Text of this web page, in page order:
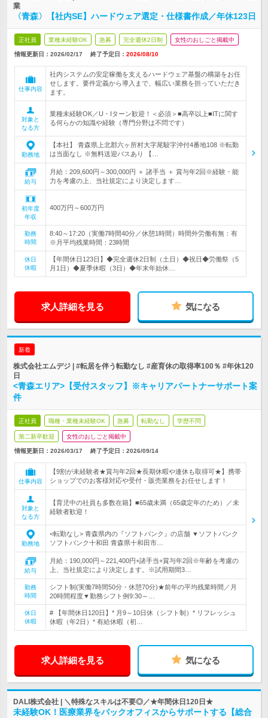
業
〈青森〉【社内SE】ハードウェア選定・仕様書作成／年休123日
正社員 業種未経験OK 急募 完全週休2日制 女性のおしごと掲載中
情報更新日：2026/02/17 終了予定日： 2026/08/10
仕事内容
社内システムの安定稼働を支えるハードウェア基盤の構築をお任
せします。要件定義から導入まで、幅広い業務を担っていただき
ます。
対象と
なる方
業種未経験OK／U・Iターン歓迎！＜必須＞■高卒以上■ITに関す
る何らかの知識や経験（専門分野は不問です）
勤務地
【本社】 青森県上北郡六ヶ所村大字尾駮字沖付4番地108 ※転勤
は当面なし ※無料送迎バスあり 【…
給与
月給：209,600円～300,000円 ＋ 諸手当 ＋ 賞与年2回※経験・能
力を考慮の上、当社規定により決定します…
初年度
年収
400万円～600万円
勤務
時間
8:40～17:20（実働7時間40分／休憩1時間）時間外労働有無：有
※月平均残業時間：23時間
休日
休暇
【年間休日123日】◆完全週休2日制（土日）◆祝日◆労働祭（5
月1日）◆夏季休暇（3日）◆年末年始休…
求人詳細を見る 気になる
新着
株式会社エムデジ | #転居を伴う転勤なし #産育休の取得率100％ #年休120
日
<青森エリア>【受付スタッフ】※キャリアパートナーサポート案
件
正社員 職種・業種未経験OK 急募 転勤なし 学歴不問
第二新卒歓迎 女性のおしごと掲載中
情報更新日：2026/03/17 終了予定日： 2026/09/14
仕事内容
【9割が未経験者★賞与年2回★長期休暇や連休も取得可★】携帯
ショップでのお客様対応や受付・販売業務をお任せします！
対象と
なる方
【育児中の社員も多数在籍】■65歳未満（65歳定年のため）／未
経験者歓迎！
勤務地
<転勤なし> 青森県内の『ソフトバンク』の店舗 ▼ソフトバンク
ソフトバンク十和田 青森県十和田市…
給与
月給：190,000円～221,400円+諸手当+賞与年2回※年齢を考慮の
上、当社規定により決定します。※試用期間3…
勤務
時間
シフト制(実働7時間50分・休憩70分)★前年の平均残業時間／月
20時間程度▼勤務シフト例9:30～…
休日
休暇
# 【年間休日120日】* 月9～10日休（シフト制）* リフレッシュ
休暇（年2日）* 有給休暇（初…
求人詳細を見る 気になる
DALI株式会社 | ＼特殊なスキルは不要◎／★年間休日120日★
未経験OK！医療業界をバックオフィスからサポートする【総合